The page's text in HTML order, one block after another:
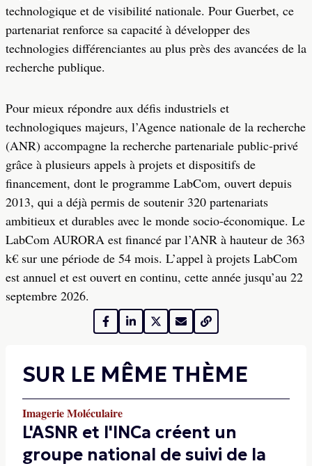
technologique et de visibilité nationale. Pour Guerbet, ce
partenariat renforce sa capacité à développer des
technologies différenciantes au plus près des avancées de la
recherche publique.
Pour mieux répondre aux défis industriels et
technologiques majeurs, l’Agence nationale de la recherche
(ANR) accompagne la recherche partenariale public-privé
grâce à plusieurs appels à projets et dispositifs de
financement, dont le programme LabCom, ouvert depuis
2013, qui a déjà permis de soutenir 320 partenariats
ambitieux et durables avec le monde socio-économique. Le
LabCom AURORA est financé par l’ANR à hauteur de 363
k€ sur une période de 54 mois. L’appel à projets LabCom
est annuel et est ouvert en continu, cette année jusqu’au 22
septembre 2026.
SUR LE MÊME THÈME
Imagerie Moléculaire
L'ASNR et l'INCa créent un
groupe national de suivi de la